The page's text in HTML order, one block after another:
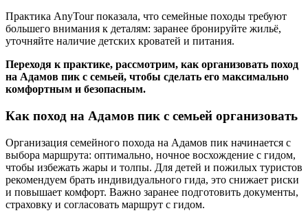
Практика AnyTour показала, что семейные походы требуют
большего внимания к деталям: заранее бронируйте жильё,
уточняйте наличие детских кроватей и питания.
Переходя к практике, рассмотрим, как организовать поход
на Адамов пик с семьей, чтобы сделать его максимально
комфортным и безопасным.
Как поход на Адамов пик с семьей организовать
Организация семейного похода на Адамов пик начинается с
выбора маршрута: оптимально, ночное восхождение с гидом,
чтобы избежать жары и толпы. Для детей и пожилых туристов
рекомендуем брать индивидуального гида, это снижает риски
и повышает комфорт. Важно заранее подготовить документы,
страховку и согласовать маршрут с гидом.